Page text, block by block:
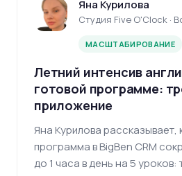
Яна Курилова
Студия Five O'Clock ·
МАСШТАБИРОВАНИЕ
Летний интенсив
готовой программе:
приложение
Яна Курилова рассказывает,
программа в BigBen CRM
до 1 часа в день на 5